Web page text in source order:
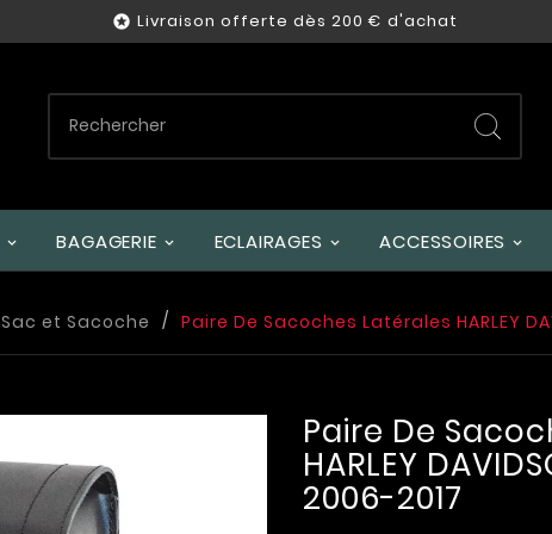
 Livraison offerte dès 200 € d'achat
BAGAGERIE ECLAIRAGES ACCESSOIRES
Sac et Sacoche Paire De Sacoches Latérales HARLEY
Paire De
HARLEY
2006-2017